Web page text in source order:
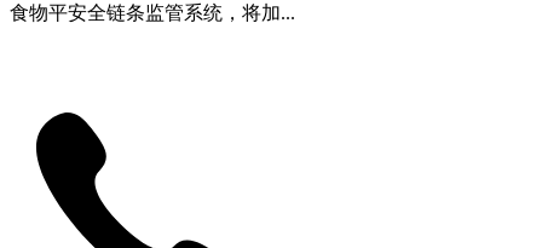
食物平安全链条监管系统，将加...